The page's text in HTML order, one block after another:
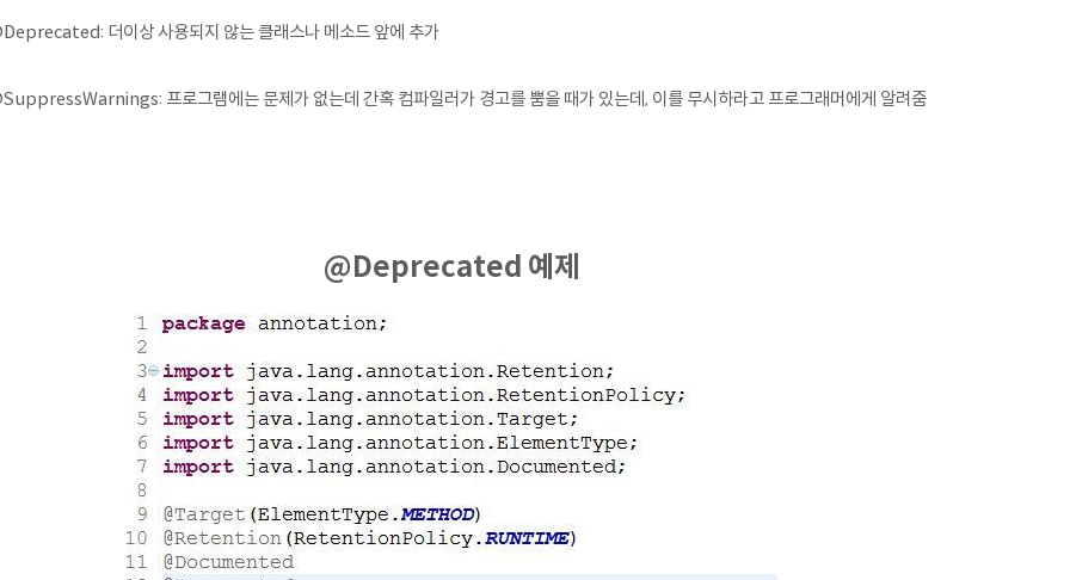
더이상 사용되지 않는 클래스나 메소드 앞에 추가
프로그램에는 문제가 없는데 간혹 컴파일러가 경고를 뿜을 때가 있는데, 이를 무시하라고 프로그래머에게 알려줌
@Deprecated 예제